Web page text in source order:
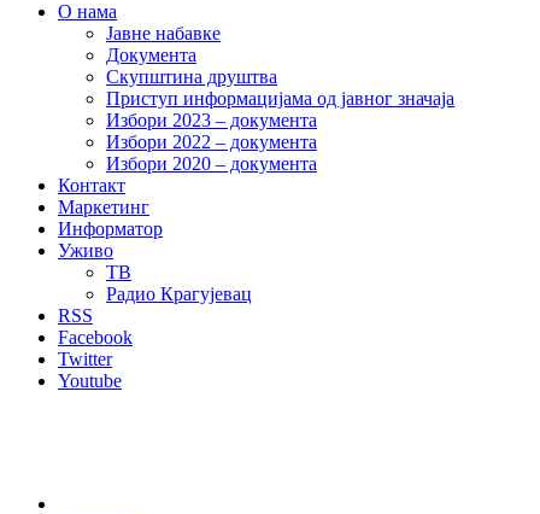
О нама
Јавне набавке
Документа
Скупштина друштва
Приступ информацијама од јавног значаја
Избори 2023 – документа
Избори 2022 – документа
Избори 2020 – документа
Контакт
Маркетинг
Информатор
Уживо
ТВ
Радио Крагујевац
RSS
Facebook
Twitter
Youtube